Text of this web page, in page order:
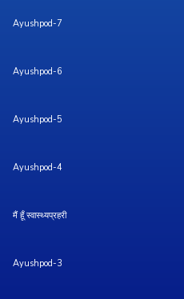
Ayushpod-7
Ayushpod-6
Ayushpod-5
Ayushpod-4
मैं हूँ स्वास्थ्यप्रहरी
Ayushpod-3